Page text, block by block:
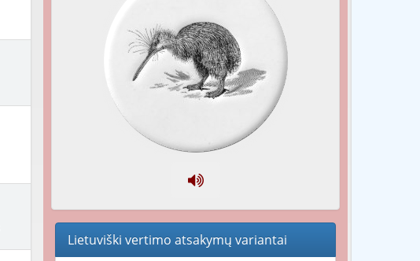
Lietuviški vertimo atsakymų variantai